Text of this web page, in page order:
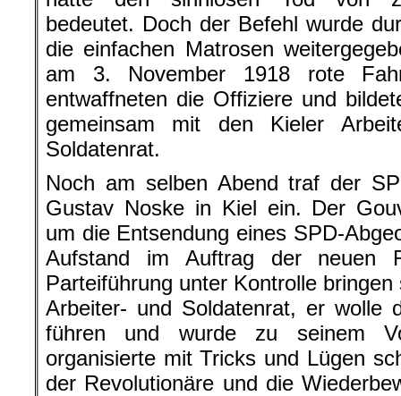
Schiffen, entwaffneten die
November 1918 gemeinsam mit
Arbeiter- und Soldatenrat.
Noch am selben Abend traf der
Gustav Noske in Kiel ein. Der
um die Entsendung eines SPD-
Aufstand im Auftrag der neuen
Parteiführung unter Kontrolle
Arbeiter- und Soldatenrat, er wolle
führen und wurde zu seinem
organisierte mit Tricks und Lügen
der Revolutionäre und die
konnte er den Einfluss der Räte
Ausweitung der Revolution auf
nicht verhindern.